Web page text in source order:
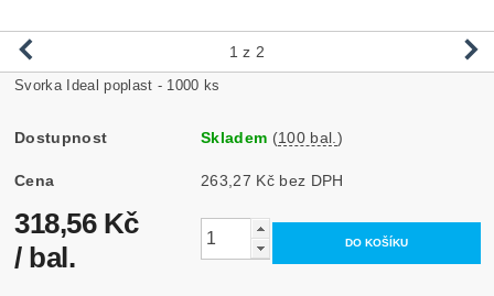
1 z 2
Svorka Ideal poplast - 1000 ks
Dostupnost Skladem (100 bal. )
Cena 263,27 Kč bez DPH
318,56 Kč
/ bal.